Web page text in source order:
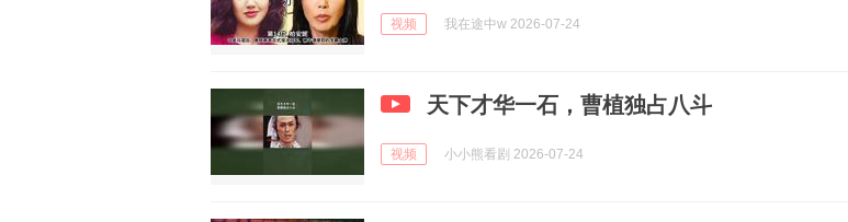
视频 我在途中w 2026-07-24
天下才华一石，曹植独占八斗
视频 小小熊看剧 2026-07-24